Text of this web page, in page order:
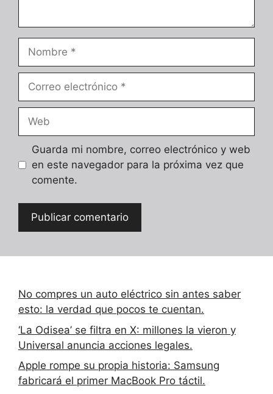
electrónico
Guarda mi nombre, correo electrónico y web
en este navegador para la próxima vez que
comente.
No compres un auto eléctrico sin antes saber
esto: la verdad que pocos te cuentan.
‘La Odisea’ se filtra en X: millones la vieron y
Universal anuncia acciones legales.
Apple rompe su propia historia: Samsung
fabricará el primer MacBook Pro táctil.